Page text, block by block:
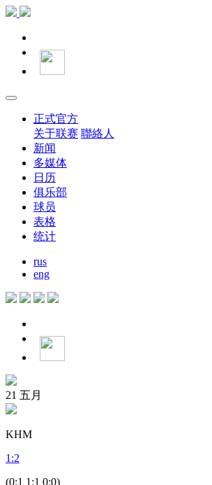
正式官方
关于联赛 聯絡人
新闻
多媒体
日历
俱乐部
球员
表格
统计
rus
eng
21 五月
KHM
1 :2
(0:1 1:1 0:0)